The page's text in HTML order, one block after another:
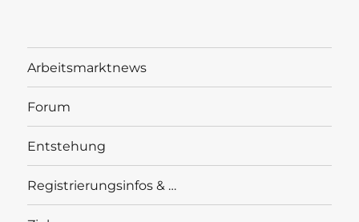
Arbeitsmarktnews
Forum
Entstehung
Registrierungsinfos & …